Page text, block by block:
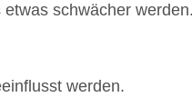
schwächer werden.
werden.